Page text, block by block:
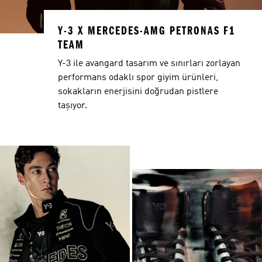
Y-3 X MERCEDES-AMG PETRONAS F1
TEAM
Y-3 ile avangard tasarım ve sınırları zorlayan
performans odaklı spor giyim ürünleri,
sokakların enerjisini doğrudan pistlere
taşıyor.